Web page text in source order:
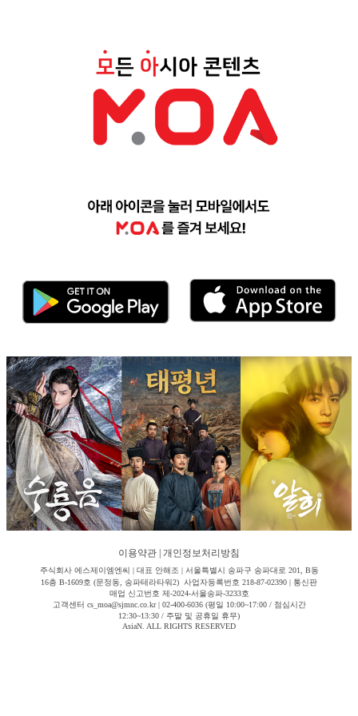
이용약관 개인정보처리방침
주식회사 에스제이엠엔씨 | 대표 안해조 | 서울특별시 송파구 송파대로 201, B동
16층 B-1609호 (문정동, 송파테라타워2) 사업자등록번호 218-87-02390 | 통신판
매업 신고번호 제-2024-서울송파-3233호
고객센터 cs_moa@sjmnc.co.kr | 02-400-6036 (평일 10:00~17:00 / 점심시간
12:30~13:30 / 주말 및 공휴일 휴무)
AsiaN. ALL RIGHTS RESERVED